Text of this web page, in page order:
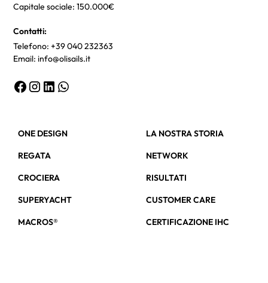
Capitale sociale: 150.000€
Contatti:
Telefono: +39 040 232363
Email: info@olisails.it
ONE DESIGN
REGATA
CROCIERA
SUPERYACHT
MACROS®
LA NOSTRA STORIA
NETWORK
RISULTATI
CUSTOMER CARE
CERTIFICAZIONE IHC